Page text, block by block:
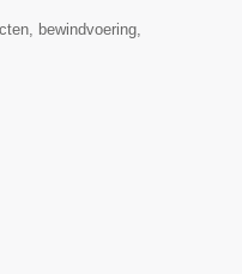
bewindvoering,